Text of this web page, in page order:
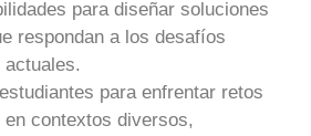
para diseñar soluciones
respondan a los desafíos
para enfrentar retos
contextos diversos,